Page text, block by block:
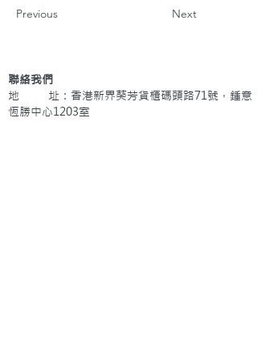
Previous Next
聯絡我們
地 址：香港新界葵芳貨櫃碼頭路71號，鍾意
恆勝中心1203室